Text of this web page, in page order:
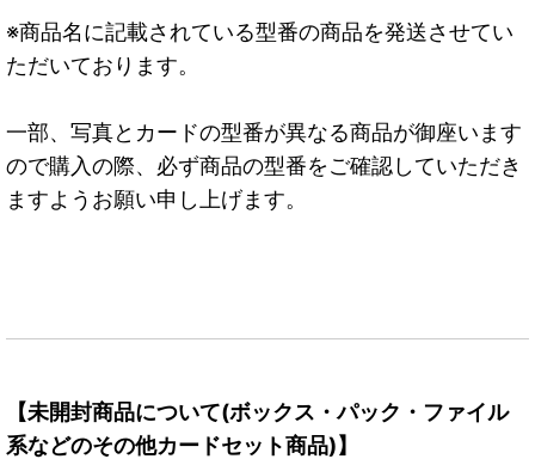
※商品名に記載されている型番の商品を発送させてい
ただいております。
一部、写真とカードの型番が異なる商品が御座います
ので購入の際、必ず商品の型番をご確認していただき
ますようお願い申し上げます。
【未開封商品について(ボックス・パック・ファイル
系などのその他カードセット商品)】